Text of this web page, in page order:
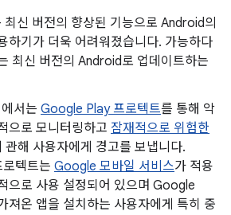
신 버전의 향상된 기능으로 Android의
하기가 더욱 어려워졌습니다. 가능하다
최신 버전의 Android로 업데이트하는
서는 Google Play 프로텍트를 통해 악
으로 모니터링하고 잠재적으로 위험한
관해 사용자에게 경고를 보냅니다.
텍트는 Google 모바일 서비스가 적용
으로 사용 설정되어 있으며 Google
져온 앱을 설치하는 사용자에게 특히 중